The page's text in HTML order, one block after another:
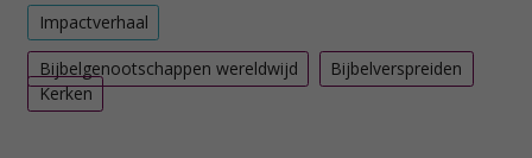
Impactverhaal
Bijbelgenootschappen wereldwijd
Bijbelverspreiden
Kerken